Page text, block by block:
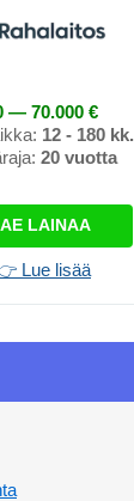
— 70.000 €
12 - 180 kk.
20 vuotta
LAINAA
Lue lisää